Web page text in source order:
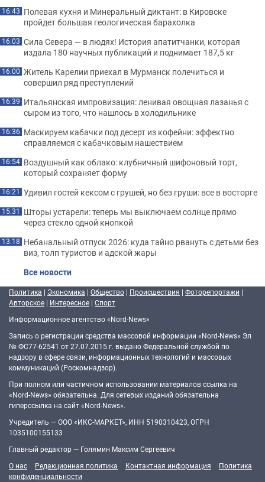
16:43 Полевая кухня и Минеральный диктант: в Кировске
пройдет большая геологическая барахолка
16:03 Сила Севера — в людях! История апатитчанки, которая
издала 180 научных публикаций и поднимает 187,5 кг
16:00 Житель Карелии приехал в Мурманск полечиться и
совершил ряд преступлений
16:39 Итальянская импровизация: ленивая овощная лазанья с
сыром из того, что нашлось в холодильнике
16:36 Маскируем кабачки под десерт из кофейни: эффектно
справляемся с кабачковым нашествием
16:54 Воздушный как облако: клубничный шифоновый торт,
который сохраняет форму
16:21 Удивил гостей кексом с грушей, но без груши: все в восторге
15:31 Шторы устарели: теперь мы выключаем солнце прямо
через стекло одной кнопкой
13:18 Небанальный отпуск 2026: куда тайно рвануть с детьми без
виз, толп туристов и адской жары
Все новости
Политика | Экономика | Общество | Происшествия | Фоторепортажи |
Авторское | Интересное | Спорт
Информационное агентство «Nord-News»
Запись о регистрации средства массовой информации «Nord-News» Эл
№ ФС77-62541 от 27.07.2015 г. выдано Федеральной службой по
надзору в сфере связи, информационных технологий и массовых
коммуникаций (Роскомнадзор).
При полном или частичном использовании материалов ссылка на
«Nord-News» обязательна. Для сетевых изданий обязательна
гиперссылка на сайт «Nord-News».
Учредитель — ООО «ИКС-МАРКЕТ», ИНН 5190310423, ОГРН
1035100155133
Главный редактор — Голямин Максим Сергеевич
О нас
Редакционная политика Контактная информация
Политика
конфиденциальности